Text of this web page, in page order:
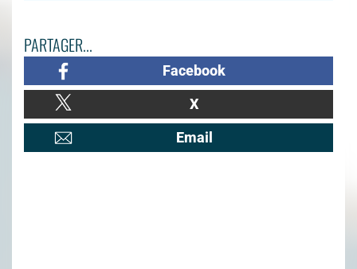
PARTAGER...
Facebook
X
Email